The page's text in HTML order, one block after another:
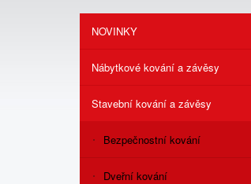
NOVINKY
Nábytkové kování a závěsy
Stavební kování a závěsy
Bezpečnostní kování
Dveřní kování